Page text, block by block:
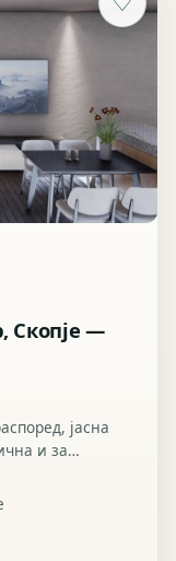
Скопје —
јасна
и за